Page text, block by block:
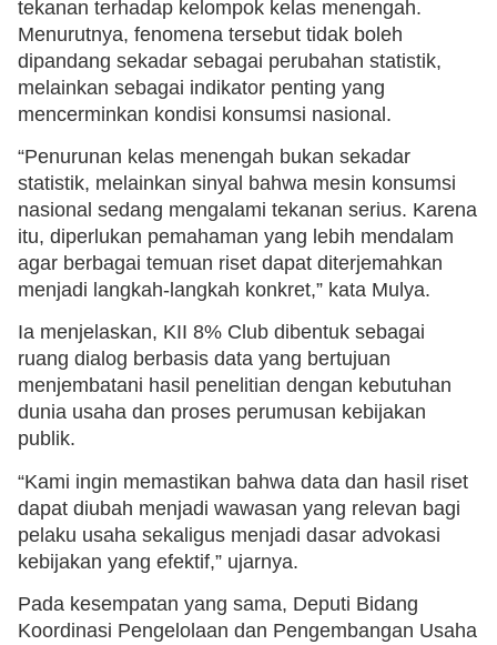
tekanan terhadap kelompok kelas menengah.
Menurutnya, fenomena tersebut tidak boleh
dipandang sekadar sebagai perubahan statistik,
melainkan sebagai indikator penting yang
mencerminkan kondisi konsumsi nasional.
“Penurunan kelas menengah bukan sekadar
statistik, melainkan sinyal bahwa mesin konsumsi
nasional sedang mengalami tekanan serius. Karena
itu, diperlukan pemahaman yang lebih mendalam
agar berbagai temuan riset dapat diterjemahkan
menjadi langkah-langkah konkret,” kata Mulya.
Ia menjelaskan, KII 8% Club dibentuk sebagai
ruang dialog berbasis data yang bertujuan
menjembatani hasil penelitian dengan kebutuhan
dunia usaha dan proses perumusan kebijakan
publik.
“Kami ingin memastikan bahwa data dan hasil riset
dapat diubah menjadi wawasan yang relevan bagi
pelaku usaha sekaligus menjadi dasar advokasi
kebijakan yang efektif,” ujarnya.
Pada kesempatan yang sama, Deputi Bidang
Koordinasi Pengelolaan dan Pengembangan Usaha